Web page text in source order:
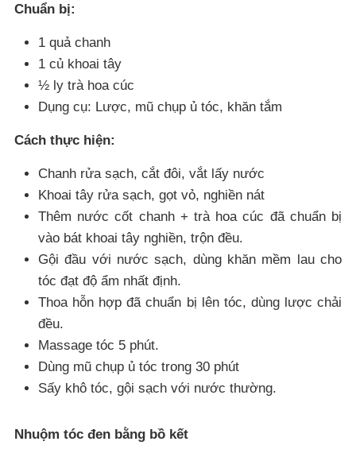
Chuẩn bị:
1 quả chanh
1 củ khoai tây
½ ly trà hoa cúc
Dụng cụ: Lược, mũ chụp ủ tóc, khăn tắm
Cách thực hiện:
Chanh rửa sạch, cắt đôi, vắt lấy nước
Khoai tây rửa sạch, gọt vỏ, nghiền nát
Thêm nước cốt chanh + trà hoa cúc đã chuẩn bị
vào bát khoai tây nghiền, trộn đều.
Gội đầu với nước sạch, dùng khăn mềm lau cho
tóc đạt độ ẩm nhất định.
Thoa hỗn hợp đã chuẩn bị lên tóc, dùng lược chải
đều.
Massage tóc 5 phút.
Dùng mũ chụp ủ tóc trong 30 phút
Sấy khô tóc, gội sạch với nước thường.
Nhuộm tóc đen bằng bồ kết